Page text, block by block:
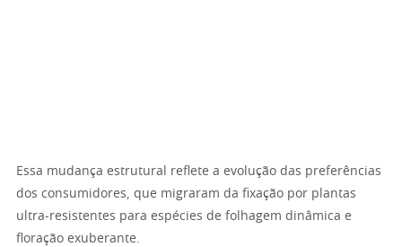
Essa mudança estrutural reflete a evolução das preferências
dos consumidores, que migraram da fixação por plantas
ultra-resistentes para espécies de folhagem dinâmica e
floração exuberante.